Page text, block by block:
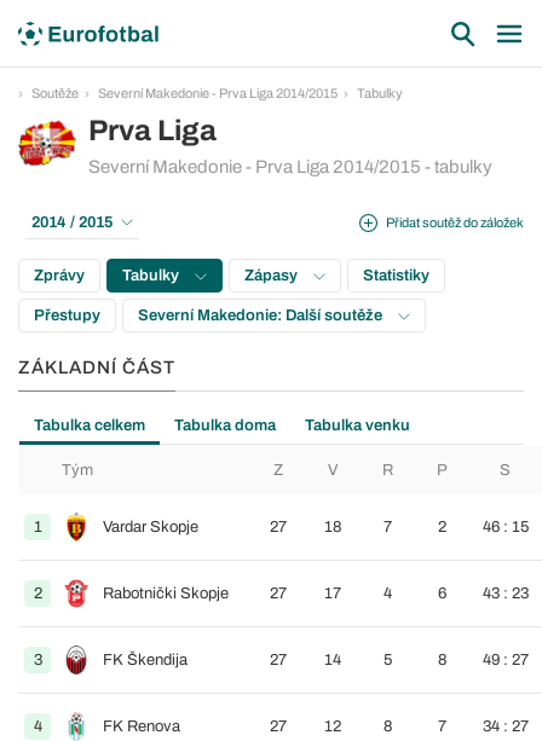
Soutěže Severní Makedonie - Prva Liga 2014/2015 Tabulky
Prva Liga
Severní Makedonie - Prva Liga 2014/2015 - tabulky
Přidat soutěž do záložek
2014 / 2015
Zprávy Tabulky Zápasy Statistiky
Přestupy Severní Makedonie: Další soutěže
ZÁKLADNÍ ČÁST
Tabulka celkem Tabulka doma Tabulka venku
Tým Z V R P S
1 Vardar Skopje 27 18 7 2 46 : 15
2 Rabotnički Skopje 27 17 4 6 43 : 23
3 FK Škendija 27 14 5 8 49 : 27
4 FK Renova 27 12 8 7 34 : 27